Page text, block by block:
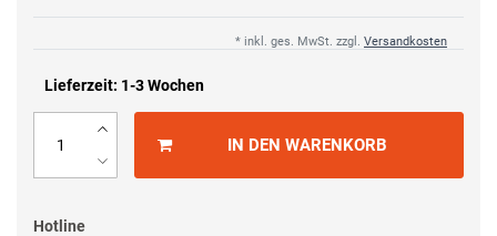
* inkl. ges. MwSt. zzgl. Versandkosten
Lieferzeit: 1-3 Wochen
IN DEN WARENKORB
Hotline